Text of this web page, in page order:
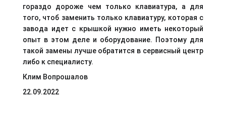
гораздо дороже чем только клавиатура, а для
того, чтоб заменить только клавиатуру, которая с
завода идет с крышкой нужно иметь некоторый
опыт в этом деле и оборудование. Поэтому для
такой замены лучше обратится в сервисный центр
либо к специалисту.
Клим Вопрошалов
22.09.2022